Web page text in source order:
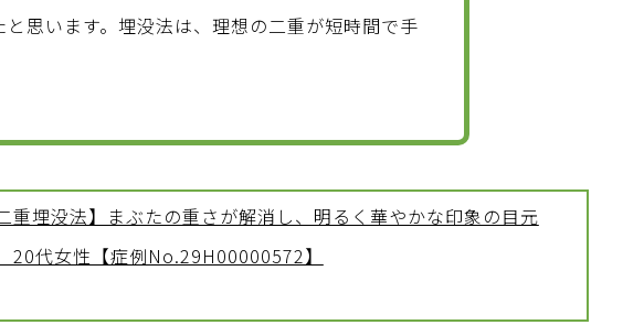
思います。埋没法は、理想の二重が短時間で手
二重埋没法】まぶたの重さが解消し、明るく華やかな印象の目元
代女性【症例No.29H00000572】